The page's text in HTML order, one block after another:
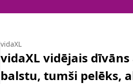
vidaXL
vidaXL vidējais
balstu, tumši pelēks,